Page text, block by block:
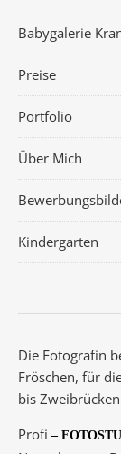
Babygalerie
Preise
Portfolio
Über Mich
Kindergarten
Die Fotografin
Fröschen, für
bis
Profi –